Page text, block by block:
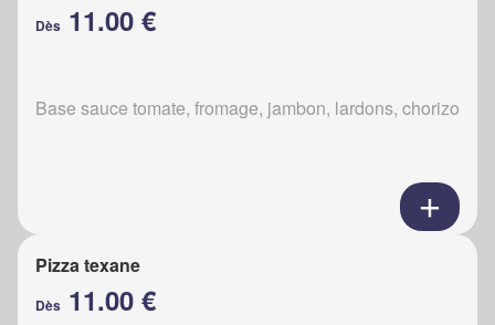
Dès 11.00 €
Base sauce tomate, fromage, jambon, lardons, chorizo
Pizza texane
Dès 11.00 €